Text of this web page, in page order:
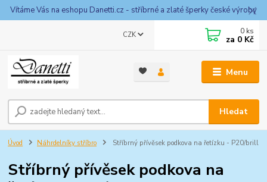
Vítáme Vás na eshopu Danetti.cz - stříbrné a zlaté šperky české výroby
Menu
CZK
Hledat
0 ks
za 0 Kč
Úvod Náhrdelníky stříbro Stříbrný přívěsek podkova na řetízku - P20/brill
Stříbrný přívěsek podkova na